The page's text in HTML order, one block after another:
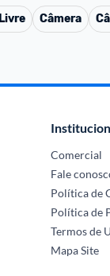
Câmera
Comercial
Fale
Política de
Política de
Termos de
Mapa Site